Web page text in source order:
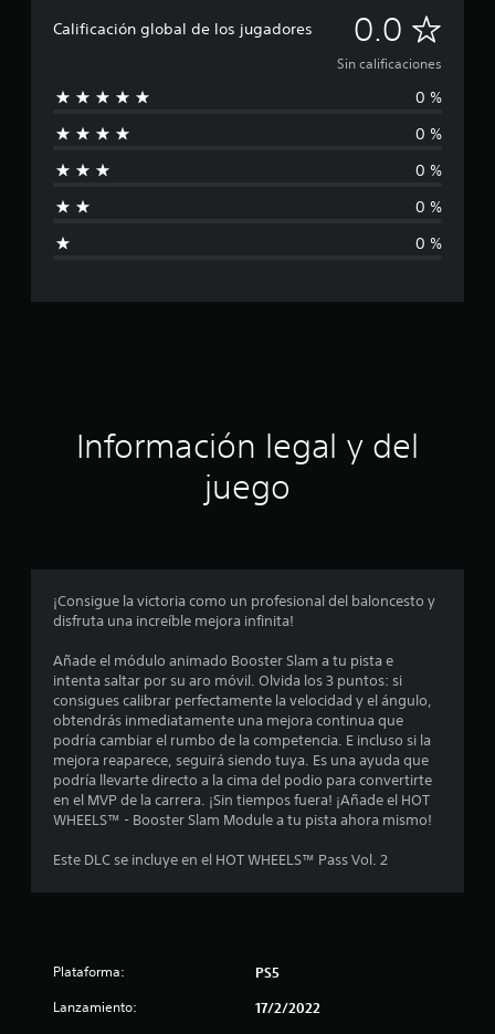
Calificación global de los jugadores 0.0 S
i
n
c
f
a
n
s
Sin calificaciones
0 %
0 %
0 %
0 %
0 %
Información legal y del
juego
¡Consigue la victoria como un profesional del baloncesto y
disfruta una increíble mejora infinita!
Añade el módulo animado Booster Slam a tu pista e
intenta saltar por su aro móvil. Olvida los 3 puntos: si
consigues calibrar perfectamente la velocidad y el ángulo,
obtendrás inmediatamente una mejora continua que
podría cambiar el rumbo de la competencia. E incluso si la
mejora reaparece, seguirá siendo tuya. Es una ayuda que
podría llevarte directo a la cima del podio para convertirte
en el MVP de la carrera. ¡Sin tiempos fuera! ¡Añade el HOT
WHEELS™ - Booster Slam Module a tu pista ahora mismo!
Este DLC se incluye en el HOT WHEELS™ Pass Vol. 2
Plataforma: PS5
Lanzamiento: 17/2/2022